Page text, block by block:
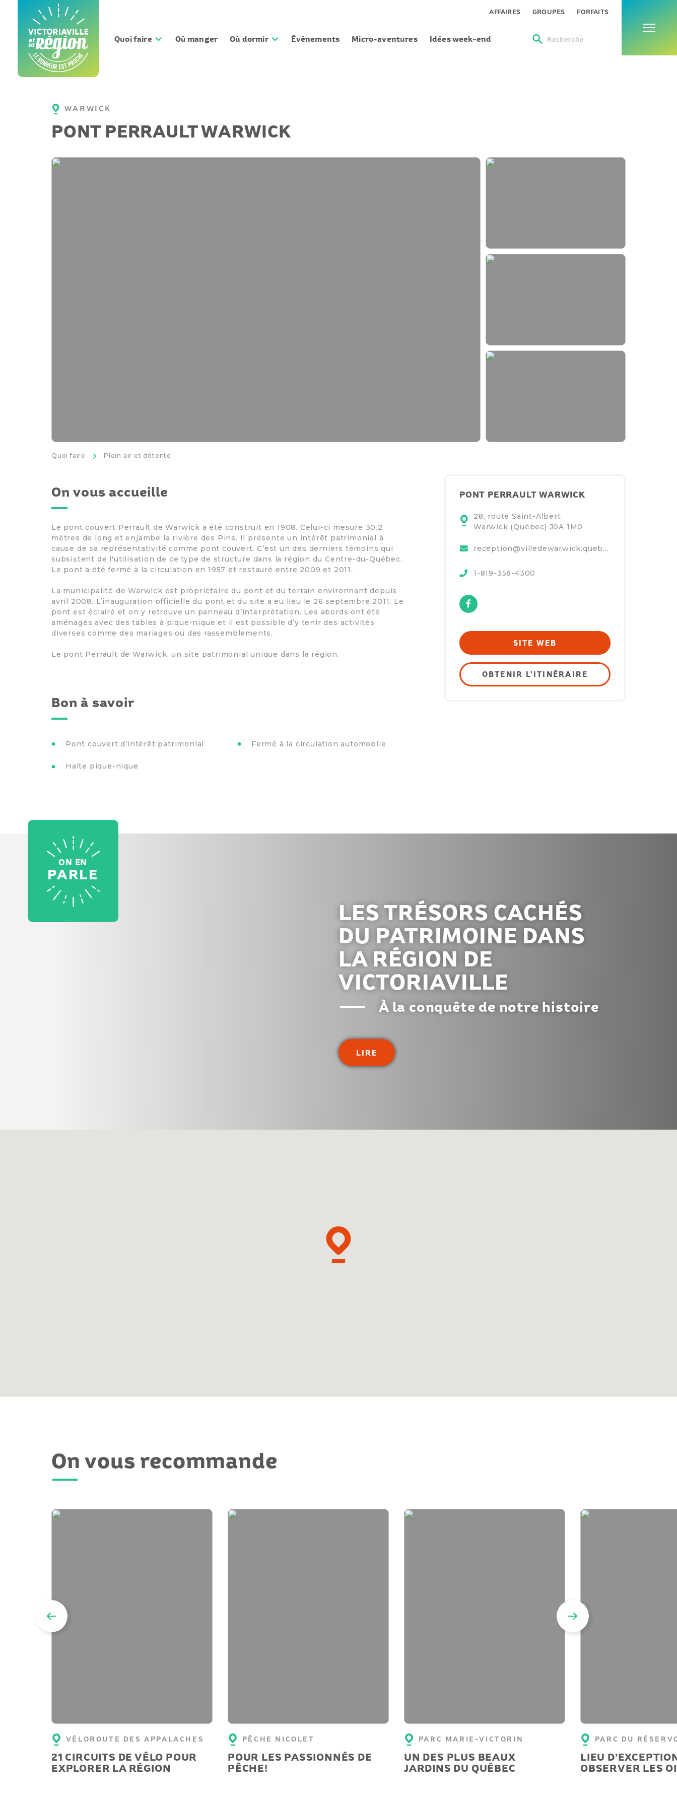
contenu
Menu
Quoi faire Où manger Où dormir Événements Micro-aventures Idées week-end
AFFAIRES GROUPES FORFAITS
Recherche
WARWICK
PONT PERRAULT WARWICK
Quoi faire >
Plein air et détente
PONT PERRAULT WARWICK
28, route Saint-Albert
Warwick (Québec) J0A 1M0
reception@villedewarwick.quebec
1-819-358-4300
SITE WEB
OBTENIR L'ITINÉRAIRE
On vous accueille
Le pont couvert Perrault de Warwick a été construit en 1908. Celui-ci mesure 30.2
mètres de long et enjambe la rivière des Pins. Il présente un intérêt patrimonial à
cause de sa représentativité comme pont couvert. C’est un des derniers témoins qui
subsistent de l'utilisation de ce type de structure dans la région du Centre-du-Québec.
Le pont a été fermé à la circulation en 1957 et restauré entre 2009 et 2011.
La municipalité de Warwick est propriétaire du pont et du terrain environnant depuis
avril 2008. L’inauguration officielle du pont et du site a eu lieu le 26 septembre 2011. Le
pont est éclairé et on y retrouve un panneau d’interprétation. Les abords ont été
aménagés avec des tables à pique-nique et il est possible d’y tenir des activités
diverses comme des mariages ou des rassemblements.
Le pont Perrault de Warwick, un site patrimonial unique dans la région.
Bon à savoir
Pont couvert d’intérêt patrimonial
Halte pique-nique
Fermé à la circulation automobile
ON EN
PARLE
LES TRÉSORS CACHÉS
DU PATRIMOINE DANS
LA RÉGION DE
VICTORIAVILLE
À la conquête de notre histoire
LIRE
On vous recommande
VÉLOROUTE DES APPALACHES
21 CIRCUITS DE VÉLO POUR
EXPLORER LA RÉGION
PÊCHE NICOLET
POUR LES PASSIONNÉS DE
PÊCHE!
PARC MARIE-VICTORIN
UN DES PLUS BEAUX
JARDINS DU QUÉBEC
PARC DU
LIEU
OBSERVER LES